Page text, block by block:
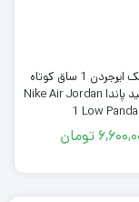
کتونی نایک ایرجردن 1 ساق کوتاه
مشکی سفید پاندا Nike Air Jordan
1 Low Panda
تومان